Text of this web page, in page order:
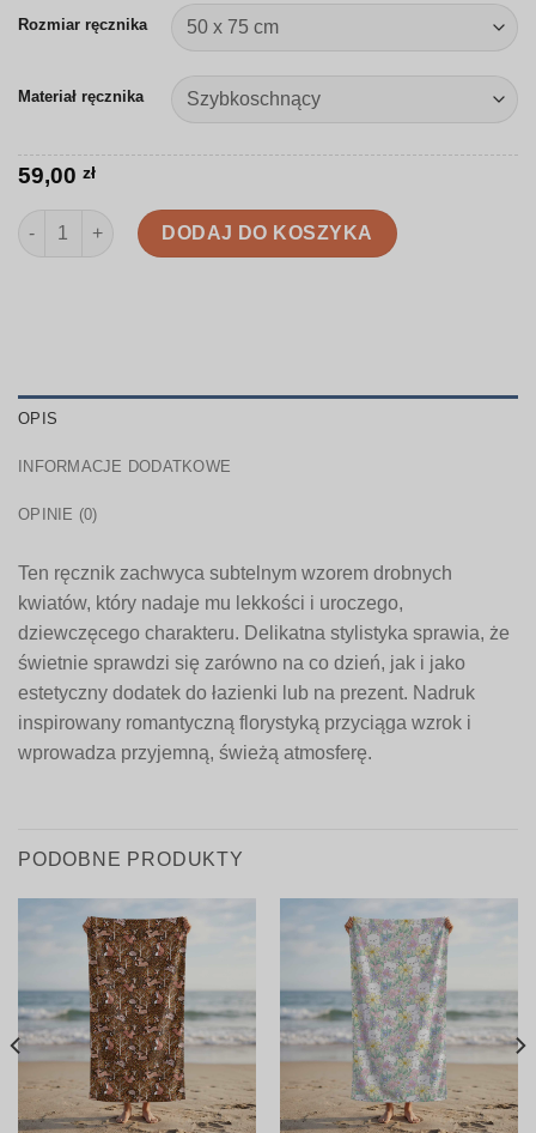
od
59,00 zł
do
199,00 zł
Rozmiar ręcznika
Materiał ręcznika
59,00 zł
ilość Ręcznik | Małe kwiaty w delikatnym, dziewczęcym stylu |
DODAJ DO KOSZYKA
OPIS
INFORMACJE DODATKOWE
OPINIE (0)
Ten ręcznik zachwyca subtelnym wzorem drobnych
kwiatów, który nadaje mu lekkości i uroczego,
dziewczęcego charakteru. Delikatna stylistyka sprawia, że
świetnie sprawdzi się zarówno na co dzień, jak i jako
estetyczny dodatek do łazienki lub na prezent. Nadruk
inspirowany romantyczną florystyką przyciąga wzrok i
wprowadza przyjemną, świeżą atmosferę.
PODOBNE PRODUKTY